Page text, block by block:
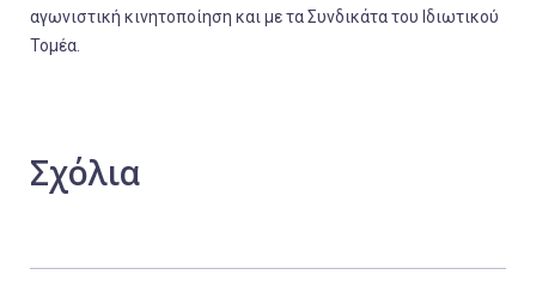
αγωνιστική κινητοποίηση και με τα Συνδικάτα του Ιδιωτικού
Τομέα.
Σχόλια